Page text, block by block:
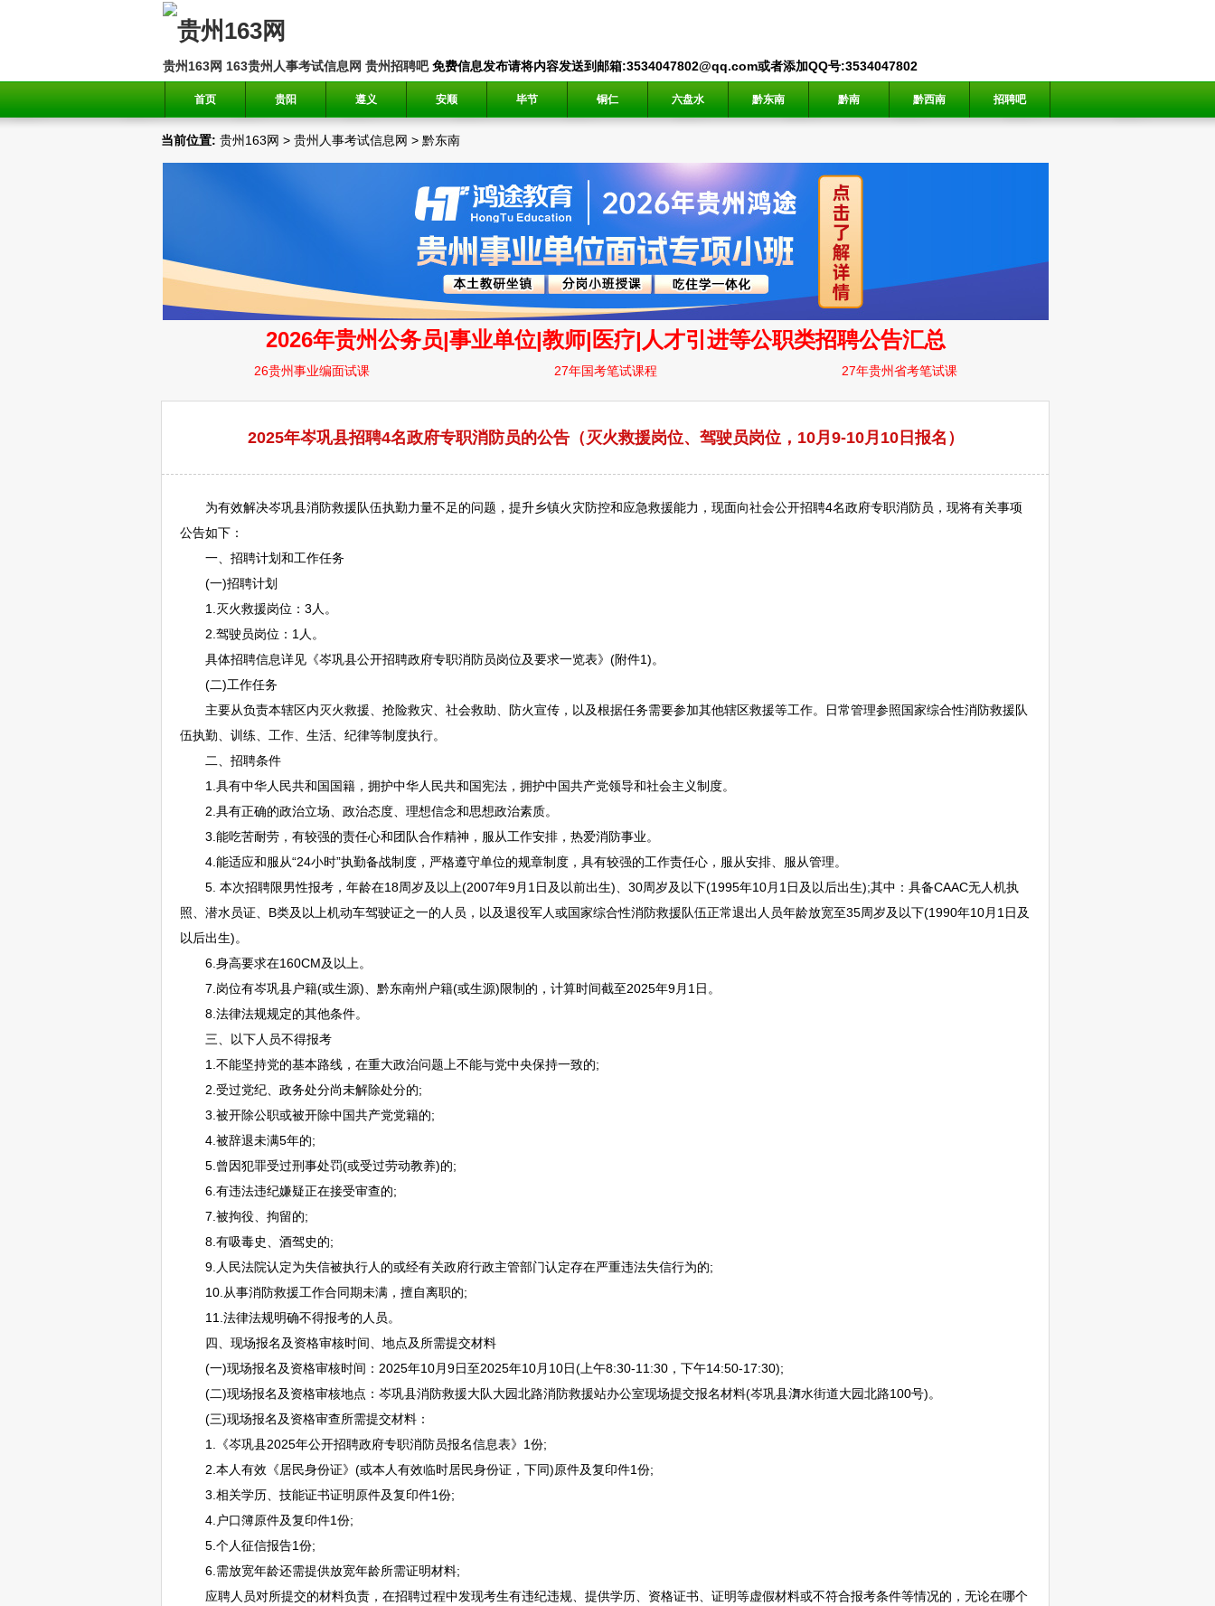
贵州163网 163贵州人事考试信息网 贵州招聘吧免费信息发布请将内容发送到邮箱:3534047802@qq.com或者添加QQ号:3534047802
首页 贵阳 遵义 安顺 毕节 铜仁 六盘水 黔东南 黔南 黔西南 招聘吧
当前位置: 贵州163网 > 贵州人事考试信息网 > 黔东南
2025年岑巩县招聘4名政府专职消防员的公告（灭火救援岗位、驾驶员岗位，10月9-10月10日报名）
为有效解决岑巩县消防救援队伍执勤力量不足的问题，提升乡镇火灾防控和应急救援能力，现面向社会公开招聘4名政府专职消防员，现将有关事项
公告如下：
一、 招聘计划和工作任务
(一)招聘计划
1.灭火救援岗位：3人。
2.驾驶员岗位：1人。
具体招聘信息详见《岑巩县公开招聘政府专职消防员岗位及要求一览表》(附件1)。
(二)工作任务
主要从负责本辖区内灭火救援、抢险救灾、社会救助、防火宣传，以及根据任务需要参加其他辖区救援等工作。日常管理参照国家综合性消防救援队
伍执勤、训练、工作、生活、纪律等制度执行。
二、 招聘条件
1.具有中华人民共和国国籍，拥护中华人民共和国宪法，拥护中国共产党领导和社会主义制度。
2.具有正确的政治立场、政治态度、理想信念和思想政治素质。
3.能吃苦耐劳，有较强的责任心和团队合作精神，服从工作安排，热爱消防事业。
4.能适应和服从“24小时”执勤备战制度，严格遵守单位的规章制度，具有较强的工作责任心，服从安排、服从管理。
5. 本次招聘限男性报考，年龄在18周岁及以上(2007年9月1日及以前出生)、30周岁及以下(1995年10月1日及以后出生);其中：具备CAAC无人机执
照、潜水员证、B类及以上机动车驾驶证之一的人员，以及退役军人或国家综合性消防救援队伍正常退出人员年龄放宽至35周岁及以下(1990年10月1日及
以后出生)。
6.身高要求在160CM及以上。
7.岗位有岑巩县户籍(或生源)、 黔东南州户籍(或生源)限制的，计算时间截至2025年9月1日。
8.法律法规规定的其他条件。
三、以下人员不得报考
1.不能坚持党的基本路线，在重大政治问题上不能与党中央保持一致的;
2.受过党纪、政务处分尚未解除处分的;
3.被开除公职或被开除中国共产党党籍的;
4.被辞退未满5年的;
5.曾因犯罪受过刑事处罚(或受过劳动教养)的;
6.有违法违纪嫌疑正在接受审查的;
7.被拘役、拘留的;
8.有吸毒史、酒驾史的;
9.人民法院认定为失信被执行人的或经有关政府行政主管部门认定存在严重违法失信行为的;
10.从事消防救援工作合同期未满，擅自离职的;
11.法律法规明确不得报考的人员。
四、现场报名及资格审核时间、地点及所需提交材料
(一)现场报名及资格审核时间：2025年10月9日至2025年10月10日(上午8:30-11:30，下午14:50-17:30);
(二)现场报名及资格审核地点： 岑巩县消防救援大队大园北路消防救援站办公室现场提交报名材料(岑巩县㵲水街道大园北路100号)。
(三)现场报名及资格审查所需提交材料：
1.《岑巩县2025年公开招聘政府专职消防员报名信息表》1份;
2.本人有效《居民身份证》(或本人有效临时居民身份证，下同)原件及复印件1份;
3.相关学历、技能证书证明原件及复印件1份;
4.户口簿原件及复印件1份;
5.个人征信报告1份;
6.需放宽年龄还需提供放宽年龄所需证明材料;
应聘人员对所提交的材料负责，在招聘过程中发现考生有违纪违规、提供学历、资格证书、证明等虚假材料或不符合报考条件等情况的，无论在哪个